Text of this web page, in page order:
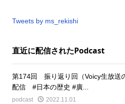
Tweets by ms_rekishi
直近に配信されたPodcast
第174回 振り返り回（Voicy生放送
配信 #日本の歴史 #廣...
podcast 2022.11.01